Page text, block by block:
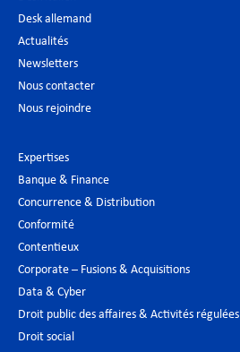
Desk allemand
Actualités
Newsletters
Nous contacter
Nous rejoindre
Expertises
Banque & Finance
Concurrence & Distribution
Conformité
Contentieux
Corporate – Fusions & Acquisitions
Data & Cyber
Droit public des affaires & Activités régulées
Droit social